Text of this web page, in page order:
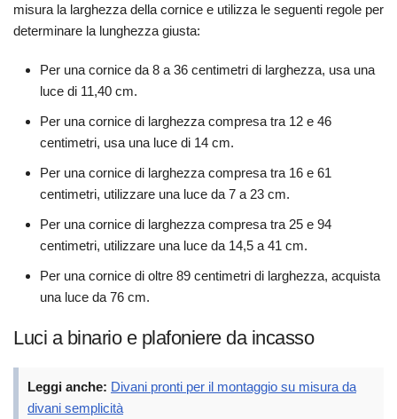
misura la larghezza della cornice e utilizza le seguenti regole per
determinare la lunghezza giusta:
Per una cornice da 8 a 36 centimetri di larghezza, usa una
luce di 11,40 cm.
Per una cornice di larghezza compresa tra 12 e 46
centimetri, usa una luce di 14 cm.
Per una cornice di larghezza compresa tra 16 e 61
centimetri, utilizzare una luce da 7 a 23 cm.
Per una cornice di larghezza compresa tra 25 e 94
centimetri, utilizzare una luce da 14,5 a 41 cm.
Per una cornice di oltre 89 centimetri di larghezza, acquista
una luce da 76 cm.
Luci a binario e plafoniere da incasso
Leggi anche: Divani pronti per il montaggio su misura da
divani semplicità